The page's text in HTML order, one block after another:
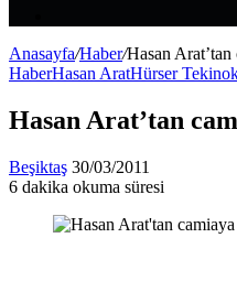
Anasayfa/Haber/Hasan
HaberHasan AratHürser
Hasan Arat’tan
Beşiktaş Bir
e-
göndermek
30/03/2011
6 dakika okuma süresi